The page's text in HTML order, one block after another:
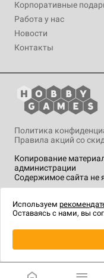
Корпоративные
Работа у нас
Новости
Контакты
Копирование
администрации
Содержимое сайта не
Политика
Правила акций со
технологии .
Используем
Оставаясь с нами, вы